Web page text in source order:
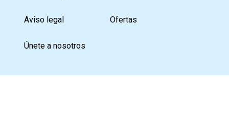
Aviso legal Ofertas
Únete a nosotros